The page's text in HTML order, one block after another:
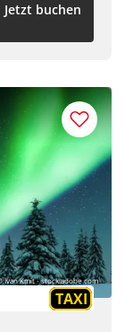
Jetzt buchen
Ivan Kmit - stock.adobe.com
TAXI